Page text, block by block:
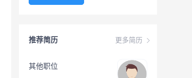
更多简历
推荐简历
其他职位